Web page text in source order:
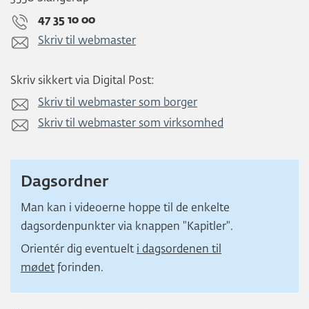
47 35 10 00
Skriv til webmaster
Skriv sikkert via Digital Post:
Skriv til webmaster som borger
Skriv til webmaster som virksomhed
Dagsordner
Man kan i videoerne hoppe til de enkelte
dagsordenpunkter via knappen "Kapitler".
Orientér dig eventuelt i dagsordenen til
mødet forinden.